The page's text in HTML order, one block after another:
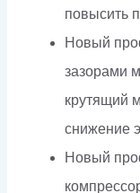
повысить
Новый
зазорами
крутящий
снижение
Новый